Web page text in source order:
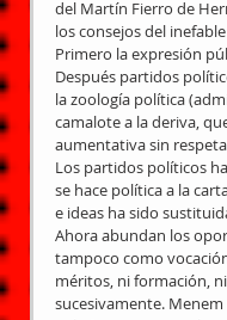
del Martín Fierro de
los consejos del
Primero la expresión
Después partidos
la zoología política
camalote a la deriva,
aumentativa sin
Los partidos políticos
se hace política a la
e ideas ha sido
Ahora abundan los
tampoco como
méritos, ni formación,
sucesivamente.